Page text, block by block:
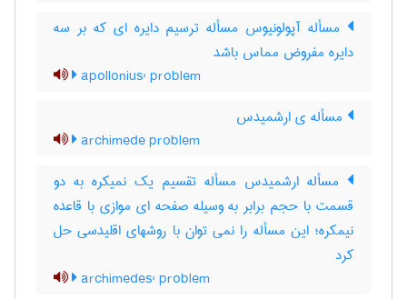
مسأله آپولونیوس مسأله ترسیم دایره ای که بر سه
دایره مفروض مماس باشد
apollonius' problem
مسأله ی ارشمیدس
archimede problem
مسأله ارشمیدس مسأله تقسیم یک نمیکره به دو
قسمت با حجم برابر به وسیله صفحه ای موازی با قاعده
نیمکره؛ این مسأله را نمی توان با روشهای اقلیدسی حل
کرد
archimedes' problem